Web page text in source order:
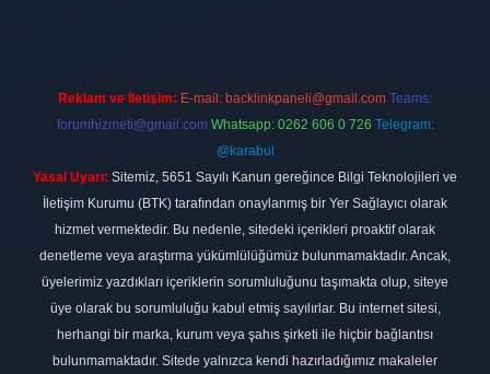
Reklam ve İletişim: E-mail: backlinkpaneli@gmail.com Teams:
forumhizmeti@gmail.com Whatsapp: 0262 606 0 726 Telegram:
@karabul
Yasal Uyarı: Sitemiz, 5651 Sayılı Kanun gereğince Bilgi Teknolojileri ve
İletişim Kurumu (BTK) tarafından onaylanmış bir Yer Sağlayıcı olarak
hizmet vermektedir. Bu nedenle, sitedeki içerikleri proaktif olarak
denetleme veya araştırma yükümlülüğümüz bulunmamaktadır. Ancak,
üyelerimiz yazdıkları içeriklerin sorumluluğunu taşımakta olup, siteye
üye olarak bu sorumluluğu kabul etmiş sayılırlar. Bu internet sitesi,
herhangi bir marka, kurum veya şahıs şirketi ile hiçbir bağlantısı
bulunmamaktadır. Sitede yalnızca kendi hazırladığımız makaleler